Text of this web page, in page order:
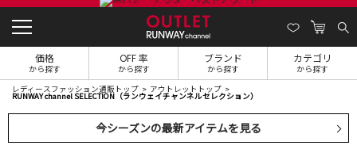
価格
から探す
OFF 率
から探す
ブランド
から探す
カテゴリ
から探す
レディースファッション通販トップ アウトレットトップ
RUNWAY channel SELECTION（ランウェイチャンネルセレクション）
今シーズンの最新アイテムを見る